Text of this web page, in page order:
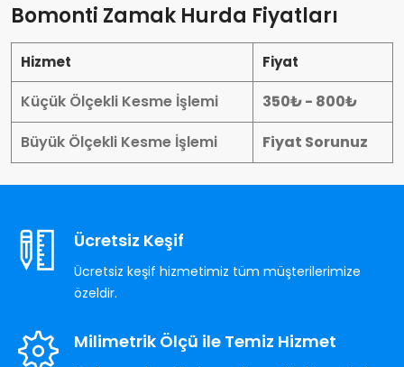
Bomonti Zamak Hurda Fiyatları
Hizmet Fiyat
Küçük Ölçekli Kesme İşlemi
350₺ - 800₺
Büyük Ölçekli Kesme İşlemi
Fiyat Sorunuz
Ücretsiz Keşif
Ücretsiz keşif hizmetimiz tüm müşterilerimize
özeldir.
Milimetrik Ölçü ile Temiz Hizmet